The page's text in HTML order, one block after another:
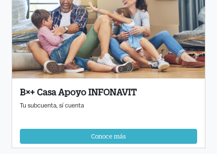
B×+ Casa Apoyo INFONAVIT
Tu subcuenta, sí cuenta
Conoce más